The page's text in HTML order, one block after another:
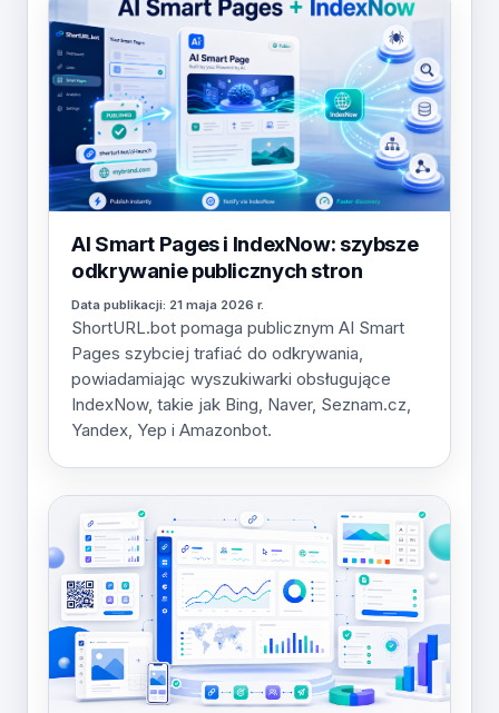
AI Smart Pages i IndexNow: szybsze
odkrywanie publicznych stron
Data publikacji: 21 maja 2026 r.
ShortURL.bot pomaga publicznym AI Smart
Pages szybciej trafiać do odkrywania,
powiadamiając wyszukiwarki obsługujące
IndexNow, takie jak Bing, Naver, Seznam.cz,
Yandex, Yep i Amazonbot.